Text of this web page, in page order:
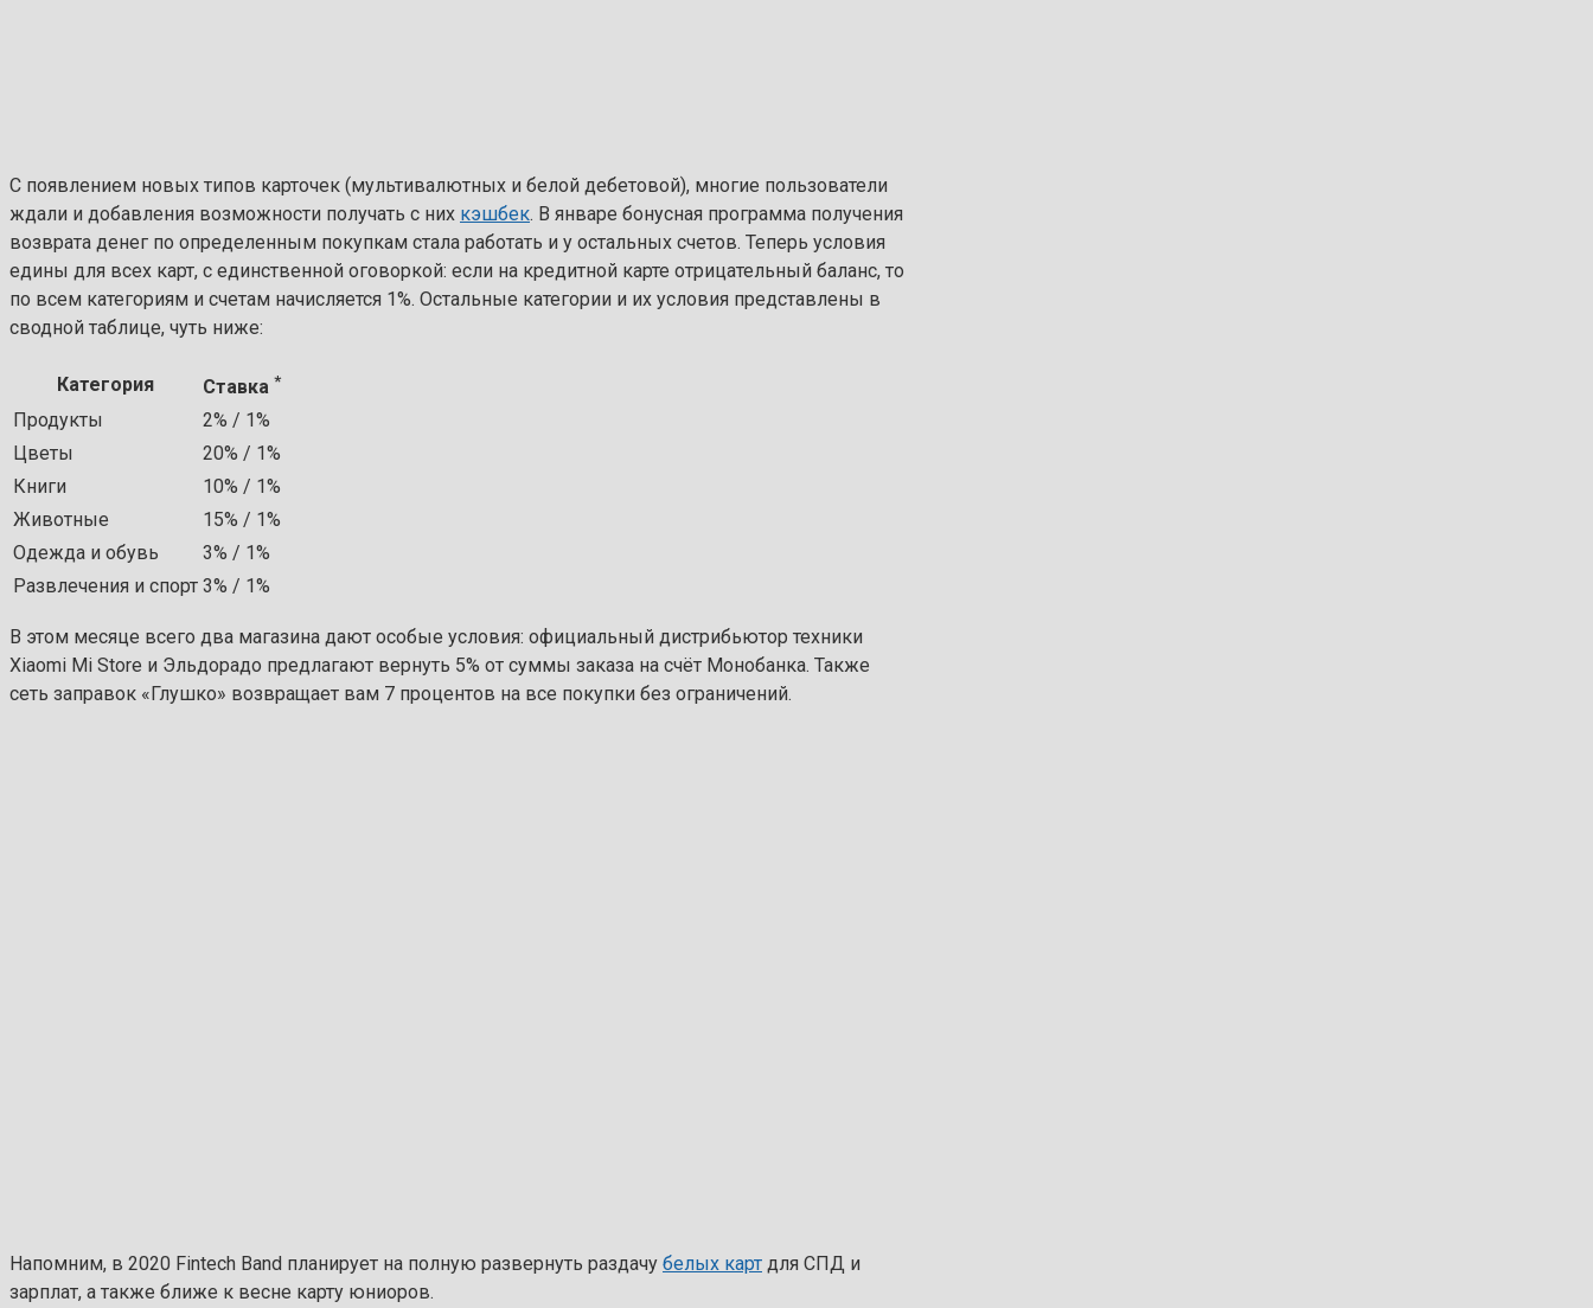
С появлением новых типов карточек (мультивалютных и белой дебетовой), многие пользователи
ждали и добавления возможности получать с них кэшбек. В январе бонусная программа получения
возврата денег по определенным покупкам стала работать и у остальных счетов. Теперь условия
едины для всех карт, с единственной оговоркой: если на кредитной карте отрицательный баланс, то
по всем категориям и счетам начисляется 1%. Остальные категории и их условия представлены в
сводной таблице, чуть ниже:
Категория Ставка *
Продукты
2% / 1%
Цветы
20% / 1%
Книги
10% / 1%
Животные
15% / 1%
Одежда и обувь
3% / 1%
Развлечения и спорт 3% / 1%
В этом месяце всего два магазина дают особые условия: официальный дистрибьютор техники
Xiaomi Mi Store и Эльдорадо предлагают вернуть 5% от суммы заказа на счёт Монобанка. Также
сеть заправок «Глушко» возвращает вам 7 процентов на все покупки без ограничений.
Напомним, в 2020 Fintech Band планирует на полную развернуть раздачу белых карт для СПД и
зарплат, а также ближе к весне карту юниоров.